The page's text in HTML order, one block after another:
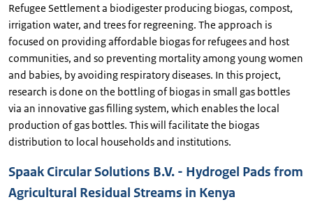
Refugee Settlement a biodigester producing biogas, compost,
irrigation water, and trees for regreening. The approach is
focused on providing affordable biogas for refugees and host
communities, and so preventing mortality among young women
and babies, by avoiding respiratory diseases. In this project,
research is done on the bottling of biogas in small gas bottles
via an innovative gas filling system, which enables the local
production of gas bottles. This will facilitate the biogas
distribution to local households and institutions.
Spaak Circular Solutions B.V. - Hydrogel Pads from
Agricultural Residual Streams in Kenya